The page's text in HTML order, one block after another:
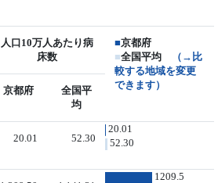
人口10万人あたり病
床数
■京都府
■全国平均
（→比
較する地域を変更
できます）
京都府
全国平
均
20.01 52.30
20.01
52.30
1209.5